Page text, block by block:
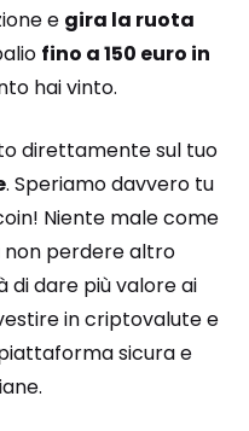
e gira la ruota
fino a 150 euro in
hai vinto.
direttamente sul tuo
. Speriamo davvero tu
Niente male come
non perdere altro
di dare più valore ai
in criptovalute e
sicura e